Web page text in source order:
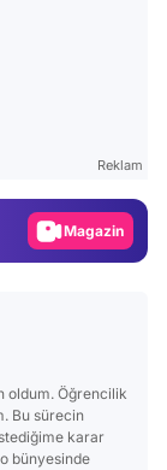
Reklam
Video
oldum. Öğrencilik
Bu sürecin
karar
bünyesinde